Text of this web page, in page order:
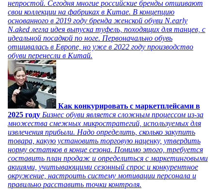
непростой. Сегодня многие российские бренды отшивают
свои коллекции на фабриках в Китае. В концепцию
основанного в 2019 году бренда женской обуви N.early
N.aked легла идея выпуска туфель, походящих для танцев, с
идеальной посадкой по ноге. Первоначально обувь
отшивалась в Европе, но уже в 2022 году производство
обуви перенесли в Китай.
Как конкурировать с маркетплейсами в
2025 году Бизнес обуви является сложным процессом из-за
множества смежных микростратегий, используемых для
извлечения прибыли. Надо определить, сколько закупить
товара, какую установить торговую наценку, утвердить
норму остатков в конце сезона. Помимо этого, требуется
составить план продаж и определиться с маркетинговыми
акциями, учитывающими сезонный спрос и конкурентное
окружение, настроить систему мотивации персонала и
правильно расставить точки контроля.